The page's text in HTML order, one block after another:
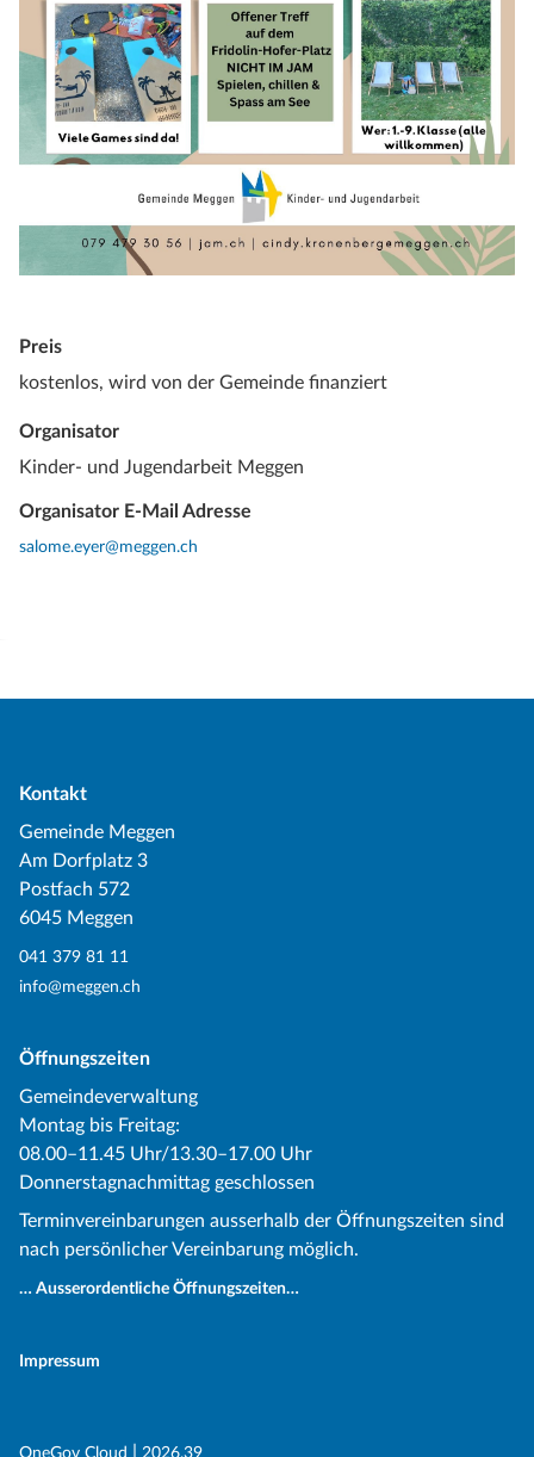
Preis
kostenlos, wird von der Gemeinde finanziert
Organisator
Kinder- und Jugendarbeit Meggen
Organisator E-Mail Adresse
salome.eyer@meggen.ch
Kontakt
Gemeinde Meggen
Am Dorfplatz 3
Postfach 572
6045 Meggen
041 379 81 11
info@meggen.ch
Öffnungszeiten
Gemeindeverwaltung
Montag bis Freitag:
08.00–11.45 Uhr/13.30–17.00 Uhr
Donnerstagnachmittag geschlossen
Terminvereinbarungen ausserhalb der Öffnungszeiten sind
nach persönlicher Vereinbarung möglich.
… Ausserordentliche Öffnungszeiten…
Impressum
OneGov Cloud (External Link)
2026.39